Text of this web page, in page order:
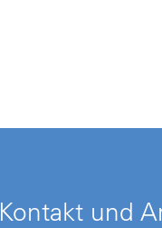
Kontakt und